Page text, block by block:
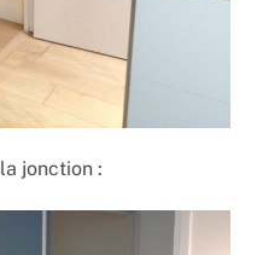
jonction :